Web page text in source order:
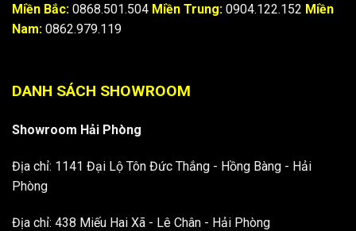
Miền Bắc: 0868.501.504 Miền Trung: 0904.122.152 Miền
Nam: 0862.979.119
DANH SÁCH SHOWROOM
Showroom Hải Phòng
Địa chỉ: 1141 Đại Lộ Tôn Đức Thắng - Hồng Bàng - Hải
Phòng
Địa chỉ: 438 Miếu Hai Xã - Lê Chân - Hải Phòng